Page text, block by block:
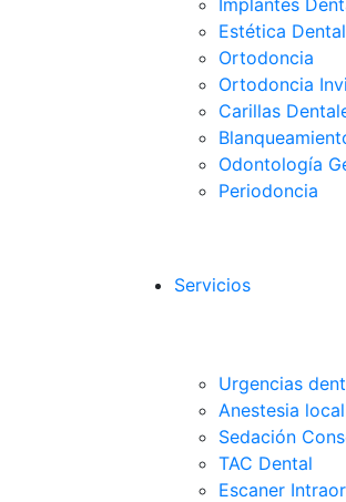
Implantes
Estética Dental
Ortodoncia
Ortodoncia
Carillas
Odontología
Periodoncia
Servicios
Urgencias
Anestesia
Sedación
TAC Dental
Escaner